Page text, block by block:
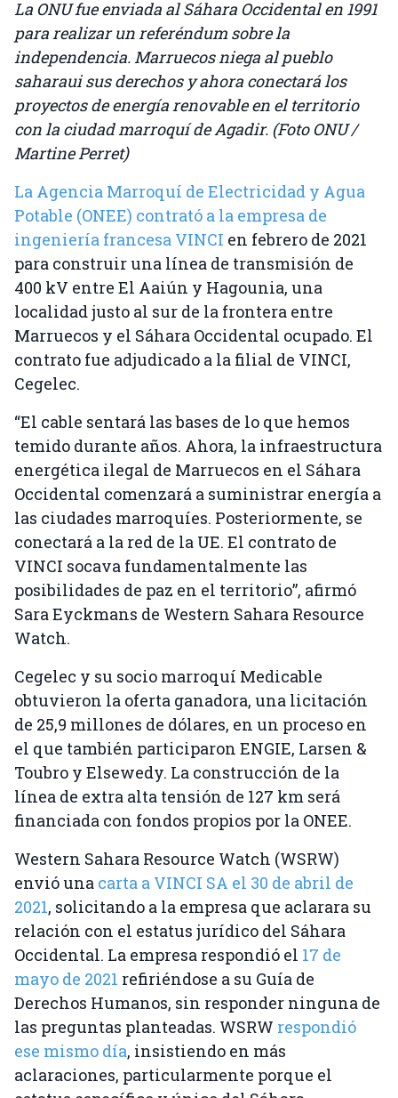
La ONU fue enviada al Sáhara Occidental en 1991
para realizar un referéndum sobre la
independencia. Marruecos niega al pueblo
saharaui sus derechos y ahora conectará los
proyectos de energía renovable en el territorio
con la ciudad marroquí de Agadir. (Foto ONU /
Martine Perret)
La Agencia Marroquí de Electricidad y Agua
Potable (ONEE) contrató a la empresa de
ingeniería francesa VINCI en febrero de 2021
para construir una línea de transmisión de
400 kV entre El Aaiún y Hagounia, una
localidad justo al sur de la frontera entre
Marruecos y el Sáhara Occidental ocupado. El
contrato fue adjudicado a la filial de VINCI,
Cegelec.
“El cable sentará las bases de lo que hemos
temido durante años. Ahora, la infraestructura
energética ilegal de Marruecos en el Sáhara
Occidental comenzará a suministrar energía a
las ciudades marroquíes. Posteriormente, se
conectará a la red de la UE. El contrato de
VINCI socava fundamentalmente las
posibilidades de paz en el territorio”, afirmó
Sara Eyckmans de Western Sahara Resource
Watch.
Cegelec y su socio marroquí Medicable
obtuvieron la oferta ganadora, una licitación
de 25,9 millones de dólares, en un proceso en
el que también participaron ENGIE, Larsen &
Toubro y Elsewedy. La construcción de la
línea de extra alta tensión de 127 km será
financiada con fondos propios por la ONEE.
Western Sahara Resource Watch (WSRW)
envió una carta a VINCI SA el 30 de abril de
2021, solicitando a la empresa que aclarara su
relación con el estatus jurídico del Sáhara
Occidental. La empresa respondió el 17 de
mayo de 2021 refiriéndose a su Guía de
Derechos Humanos, sin responder ninguna de
las preguntas planteadas. WSRW respondió
ese mismo día, insistiendo en más
aclaraciones, particularmente porque el